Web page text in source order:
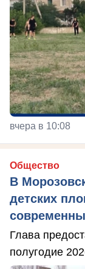
вчера в 10:08
Общество
В
детских
Глава
полугодие